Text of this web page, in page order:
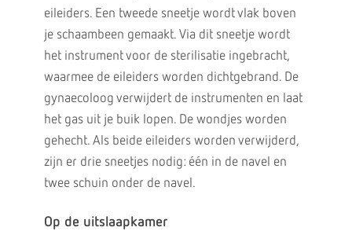
eileiders. Een tweede sneetje wordt vlak boven
je schaambeen gemaakt. Via dit sneetje wordt
het instrument voor de sterilisatie ingebracht,
waarmee de eileiders worden dichtgebrand. De
gynaecoloog verwijdert de instrumenten en laat
het gas uit je buik lopen. De wondjes worden
gehecht. Als beide eileiders worden verwijderd,
zijn er drie sneetjes nodig: één in de navel en
twee schuin onder de navel.
Op de uitslaapkamer